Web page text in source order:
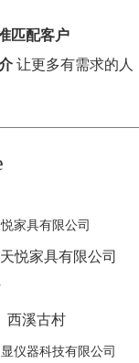
匹配客户
让更多有需求的人
悦家具有限公司
西溪古村